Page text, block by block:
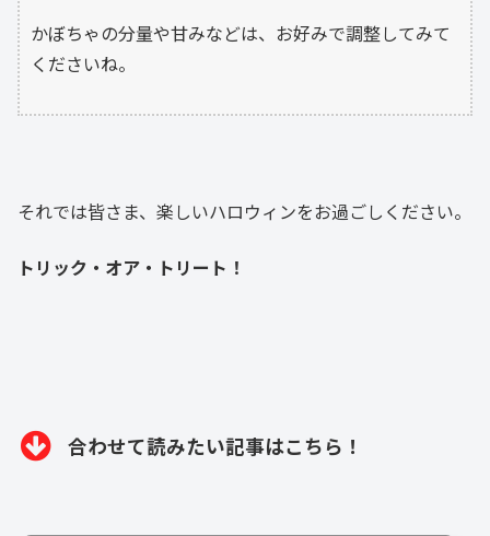
かぼちゃの分量や甘みなどは、お好みで調整してみて
くださいね。
それでは皆さま、楽しいハロウィンをお過ごしください。
トリック・オア・トリート！
合わせて読みたい記事はこちら！